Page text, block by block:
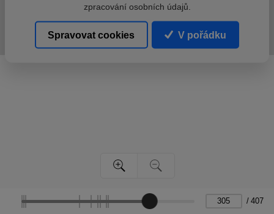
/ 407
zpracování osobních údajů.
Spravovat cookies V pořádku